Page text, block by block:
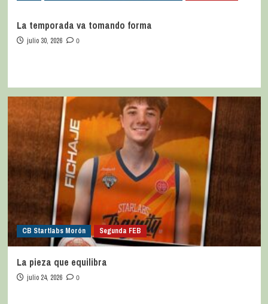
La temporada va tomando forma
julio 30, 2026 0
CB Startlabs Morón Segunda FEB
La pieza que equilibra
julio 24, 2026 0